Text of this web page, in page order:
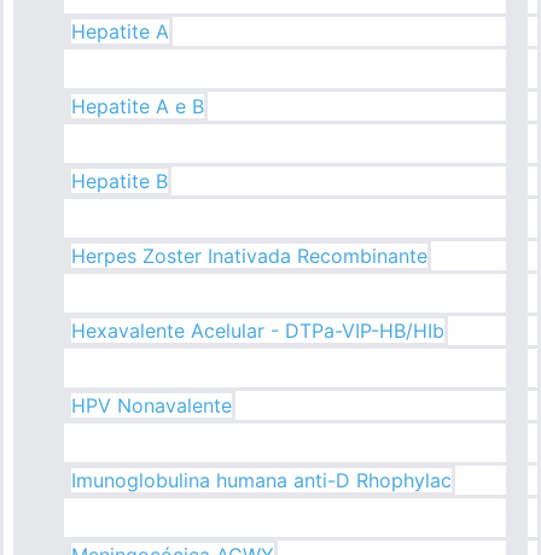
Hepatite A
Hepatite A e B
Hepatite B
Herpes Zoster Inativada Recombinante
Hexavalente Acelular - DTPa-VIP-HB/HIb
HPV Nonavalente
Imunoglobulina humana anti-D Rhophylac